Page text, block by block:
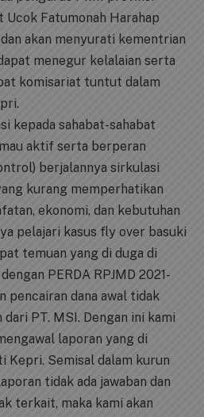
Ucok Fatumonah Harahap
akan menyurati kementrian
menegur kelalaian serta
komisariat tuntut dalam
kepada sahabat-sahabat
aktif serta berperan
berjalannya sirkulasi
kurang memperhatikan
ekonomi, dan kebutuhan
pelajari kasus fly over basuki
temuan yang di duga di
PERDA RPJMD 2021-
pencairan dana awal tidak
PT. MSI. Dengan ini kami
laporan yang di
Kepri. Semisal dalam kurun
tidak ada jawaban dan
terkait, maka kami akan